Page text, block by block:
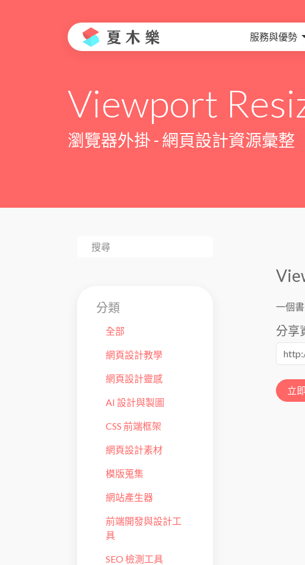
服務與優勢
Viewport
瀏覽器外掛 - 網頁設計資源彙整
分類
全部
網頁設計教學
網頁設計靈感
AI 設計與製圖
CSS 前端框架
網頁設計素材
模版蒐集
網站產生器
前端開發與設計工
具
SEO 檢測工具
一個
分享
立